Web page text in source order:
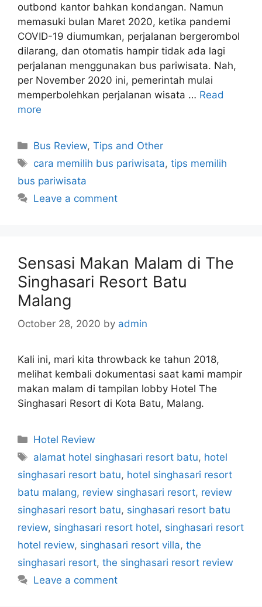
outbond kantor bahkan kondangan. Namun
memasuki bulan Maret 2020, ketika pandemi
COVID-19 diumumkan, perjalanan bergerombol
dilarang, dan otomatis hampir tidak ada lagi
perjalanan menggunakan bus pariwisata. Nah,
per November 2020 ini, pemerintah mulai
memperbolehkan perjalanan wisata … Read
more
Categories
Bus Review,Tips and Other
Tags
cara memilih bus pariwisata,tips memilih
bus pariwisata
Leave a comment
Sensasi Makan Malam di The
Singhasari Resort Batu
Malang
October 28, 2020 by admin
Kali ini, mari kita throwback ke tahun 2018,
melihat kembali dokumentasi saat kami mampir
makan malam di tampilan lobby Hotel The
Singhasari Resort di Kota Batu, Malang.
Categories
Hotel Review
Tags
alamat hotel singhasari resort batu, hotel
singhasari resort batu, hotel singhasari resort
batu malang, review singhasari resort, review
singhasari resort batu, singhasari resort batu
review, singhasari resort hotel, singhasari resort
hotel review, singhasari resort villa, the
singhasari resort, the singhasari resort review
Leave a comment